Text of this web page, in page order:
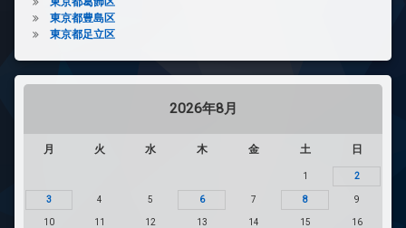
東京都豊島区
東京都足立区
2026年8月
月 火 水 木 金 土 日
1 2
3 4 5 6 7 8 9
10 11 12 13 14 15 16